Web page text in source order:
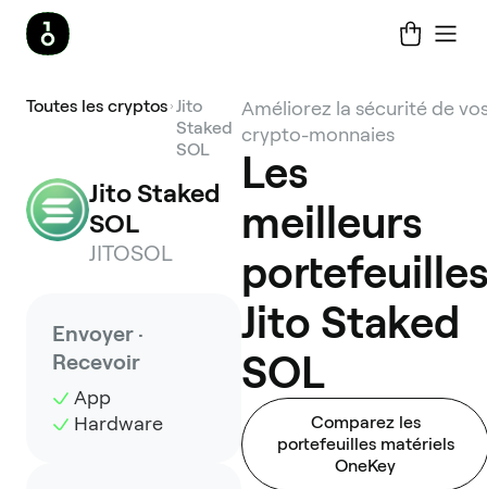
Toutes les cryptos Jito
Staked
SOL
Jito Staked
SOL
JITOSOL
Envoyer ·
Recevoir
App
Hardware
Améliorez la sécurité de
crypto-monnaies
Les
meilleurs
Jito Staked
SOL
Comparez les
portefeuilles matériels
OneKey